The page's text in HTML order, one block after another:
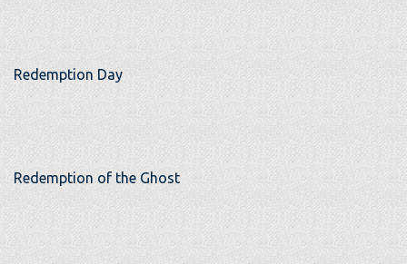
Redemption Day
Redemption of the Ghost